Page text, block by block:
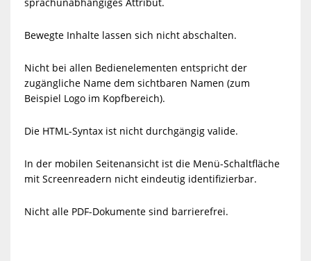
Bewegte Inhalte lassen sich nicht abschalten.
Nicht bei allen Bedienelementen entspricht der
zugängliche Name dem sichtbaren Namen (zum
Beispiel Logo im Kopfbereich).
Die HTML-Syntax ist nicht durchgängig valide.
In der mobilen Seitenansicht ist die Menü-Schaltfläche
mit Screenreadern nicht eindeutig identifizierbar.
Nicht alle PDF-Dokumente sind barrierefrei.